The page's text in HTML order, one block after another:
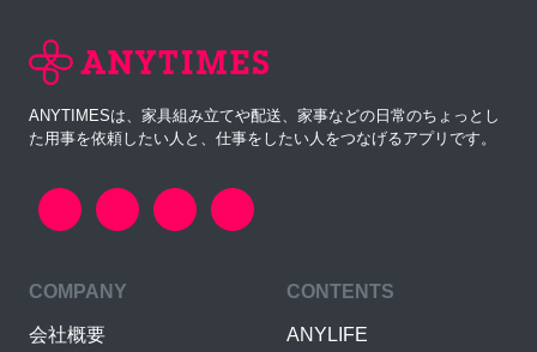
ANYTIMESは、家具組み立てや配送、家事などの日常のちょっとし
た用事を依頼したい人と、仕事をしたい人をつなげるアプリです。
COMPANY
会社概要
CONTENTS
ANYLIFE